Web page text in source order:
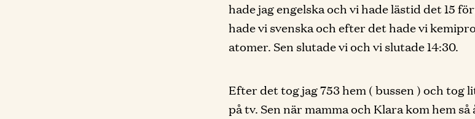
hade jag engelska och vi hade lästid det 15
hade vi svenska och efter det hade vi
atomer. Sen slutade vi och vi slutade 14:30.
Efter det tog jag 753 hem ( bussen ) och tog
på tv. Sen när mamma och Klara kom hem